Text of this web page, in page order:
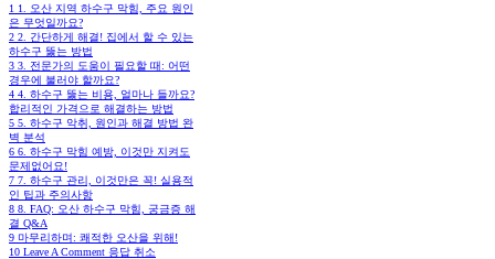
1 1. 오산 지역 하수구 막힘, 주요 원인
은 무엇일까요?
2 2. 간단하게 해결! 집에서 할 수 있는
하수구 뚫는 방법
3 3. 전문가의 도움이 필요할 때: 어떤
경우에 불러야 할까요?
4 4. 하수구 뚫는 비용, 얼마나 들까요?
합리적인 가격으로 해결하는 방법
5 5. 하수구 악취, 원인과 해결 방법 완
벽 분석
6 6. 하수구 막힘 예방, 이것만 지켜도
문제없어요!
7 7. 하수구 관리, 이것만은 꼭! 실용적
인 팁과 주의사항
8 8. FAQ: 오산 하수구 막힘, 궁금증 해
결 Q&A
9 마무리하며: 쾌적한 오산을 위해!
10 Leave A Comment 응답 취소